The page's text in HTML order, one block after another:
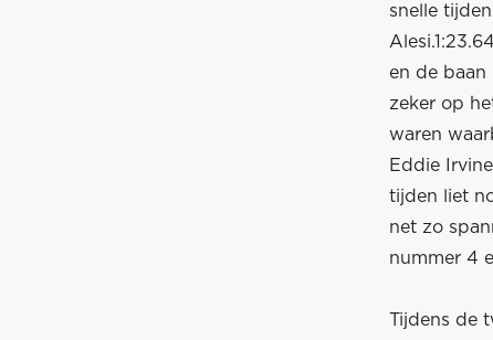
snelle
en de
zeker op
waren
Eddie
tijden liet
net zo
nummer 4
Tijdens de